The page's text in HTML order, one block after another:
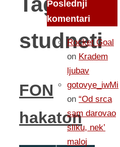
studneti
FON
hakaton
Poslednji
komentari
Rocket Goal
on Kradem
ljubav
gotovye_iwMi
on “Od srca
sam darovao
sliku, nek’
maloj